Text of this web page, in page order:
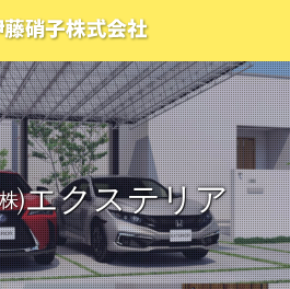
エクステリア